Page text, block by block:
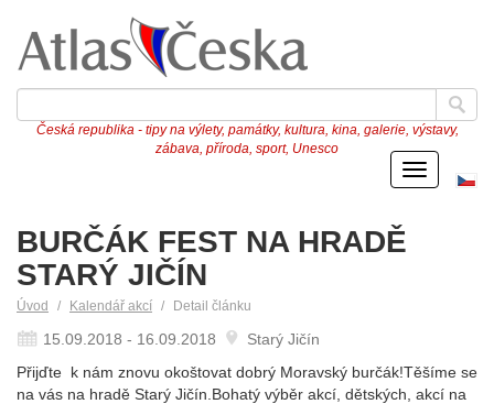
Česká republika - tipy na výlety, památky, kultura, kina, galerie, výstavy,
zábava, příroda, sport, Unesco
Menu
BURČÁK FEST NA HRADĚ
STARÝ JIČÍN
Úvod Kalendář akcí Detail článku
15.09.2018 - 16.09.2018
Starý Jičín
Přijďte k nám znovu okoštovat dobrý Moravský burčák!Těšíme se
na vás na hradě Starý Jičín.Bohatý výběr akcí, dětských, akcí na